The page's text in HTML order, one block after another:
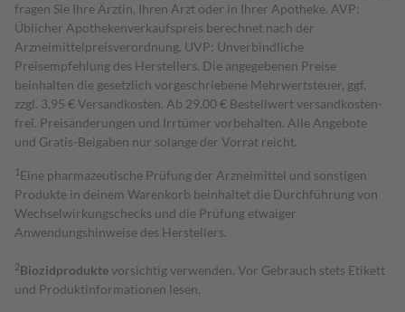
fragen Sie Ihre Ärztin, Ihren Arzt oder in Ihrer Apotheke. AVP:
Üblicher Apothekenverkaufspreis berechnet nach der
Arzneimittelpreisverordnung. UVP: Unverbindliche
Preisempfehlung des Herstellers. Die angegebenen Preise
beinhalten die gesetzlich vorgeschriebene Mehrwertsteuer, ggf.
zzgl. 3,95 € Versandkosten. Ab 29,00 € Bestell­wert versand­kosten­
frei. Preisänderungen und Irrtümer vorbehalten. Alle Angebote
und Gratis-Beigaben nur solange der Vorrat reicht.
1 Eine pharmazeutische Prüfung der Arzneimittel und sonstigen
Produkte in deinem Warenkorb beinhaltet die Durchführung von
Wechselwirkungschecks und die Prüfung etwaiger
Anwendungshinweise des Herstellers.
2Biozidproduktevorsichtig verwenden. Vor Gebrauch stets Etikett
und Produktinformationen lesen.